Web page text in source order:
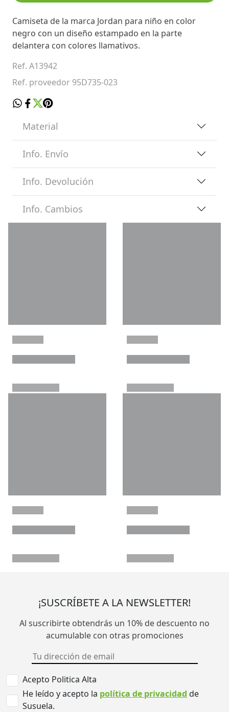
Camiseta de la marca Jordan para niño en color
negro con un diseño estampado en la parte
delantera con colores llamativos.
Ref. A13942
Ref. proveedor 95D735-023
Material
Info. Envío
Info. Devolución
Info. Cambios
¡SUSCRÍBETE A LA NEWSLETTER!
Al suscribirte obtendrás un 10% de descuento no
acumulable con otras promociones
Acepto Politica Alta
He leído y acepto la política de privacidad de
Susuela.